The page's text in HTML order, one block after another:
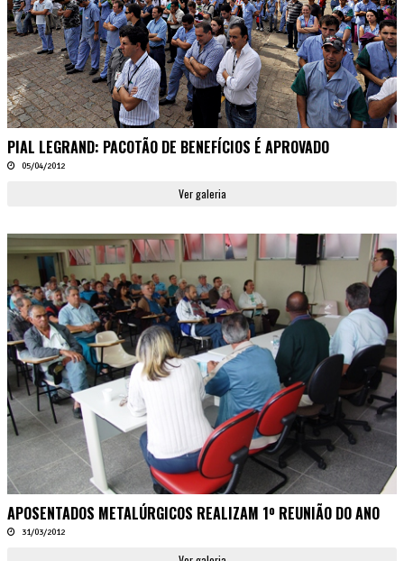
PIAL LEGRAND: PACOTÃO DE BENEFÍCIOS É APROVADO
05/04/2012
Ver galeria
APOSENTADOS METALÚRGICOS REALIZAM 1º REUNIÃO DO ANO
31/03/2012